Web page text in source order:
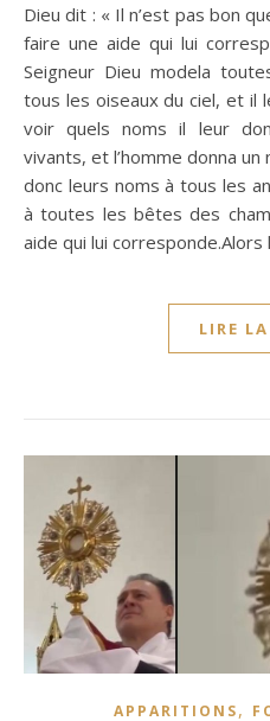
Dieu dit : « Il n’est pas bon
faire une aide qui lui
Seigneur Dieu modela
tous les oiseaux du ciel, et il
voir quels noms il leur
vivants, et l’homme donna un
donc leurs noms à tous les
à toutes les bêtes des
aide qui lui
LIRE
APPARITIONS,